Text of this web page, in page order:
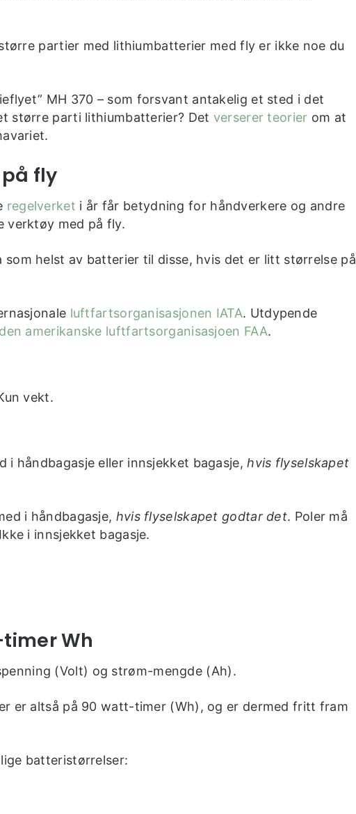
partier med lithiumbatterier med fly er ikke noe du
MH 370 – som forsvant antakelig et sted i det
større parti lithiumbatterier? Det verserer teorier om at
fly
regelverket i år får betydning for håndverkere og andre
verktøy med på fly.
som helst av batterier til disse, hvis det er litt størrelse på
luftfartsorganisasjonen IATA. Utdypende
amerikanske luftfartsorganisasjoen FAA.
vekt.
i håndbagasje eller innsjekket bagasje,hvis flyselskapet
i håndbagasje, hvis flyselskapet godtar det. Poler må
i innsjekket bagasje.
Wh
(Volt) og strøm-mengde (Ah).
er altså på 90 watt-timer (Wh), og er dermed fritt fram
batteristørrelser: